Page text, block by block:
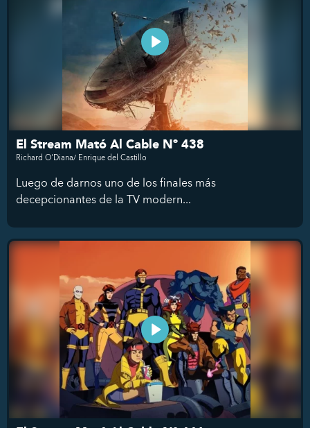
El Stream Mató Al Cable Nº 438
Richard O'Diana/ Enrique del Castillo
Luego de darnos uno de los finales más
decepcionantes de la TV modern...